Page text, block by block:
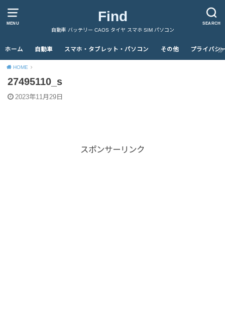
MENU SEARCH
Find
自動車 バッテリー CAOS タイヤ スマホ SIM パソコン
ホーム 自動車 スマホ・タブレット・パソコン その他 プライバシ
HOME
27495110_s
2023年11月29日
スポンサーリンク